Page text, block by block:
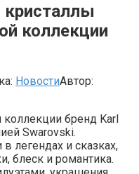
кристаллы
коллекции
НовостиАвтор:
бренд Karl
Swarovski.
легендах и сказках,
блеск и романтика.